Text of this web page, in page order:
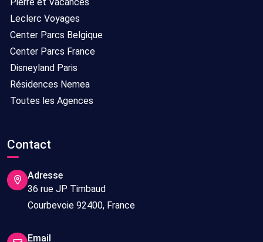
Leclerc Voyages
Center Parcs Belgique
Center Parcs France
Disneyland Paris
Résidences Nemea
Toutes les Agences
Contact
Adresse
36 rue JP Timbaud
Courbevoie 92400, France
Email